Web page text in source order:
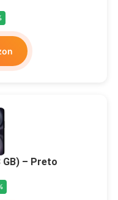
GB) – Preto